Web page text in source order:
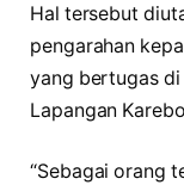
Hal tersebut
pengarahan
yang bertugas di
Lapangan
“Sebagai orang